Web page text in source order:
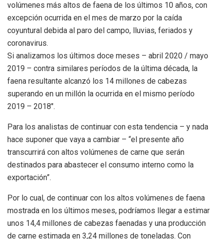
volúmenes más altos de faena de los últimos 10 años, con
excepción ocurrida en el mes de marzo por la caída
coyuntural debida al paro del campo, lluvias, feriados y
coronavirus.
Si analizamos los últimos doce meses – abril 2020 / mayo
2019 – contra similares períodos de la última década, la
faena resultante alcanzó los 14 millones de cabezas
superando en un millón la ocurrida en el mismo período
2019 – 2018″.
Para los analistas de continuar con esta tendencia – y nada
hace suponer que vaya a cambiar – “el presente año
transcurrirá con altos volúmenes de carne que serán
destinados para abastecer el consumo interno como la
exportación”.
Por lo cual, de continuar con los altos volúmenes de faena
mostrada en los últimos meses, podríamos llegar a estimar
unos 14,4 millones de cabezas faenadas y una producción
de carne estimada en 3,24 millones de toneladas. Con